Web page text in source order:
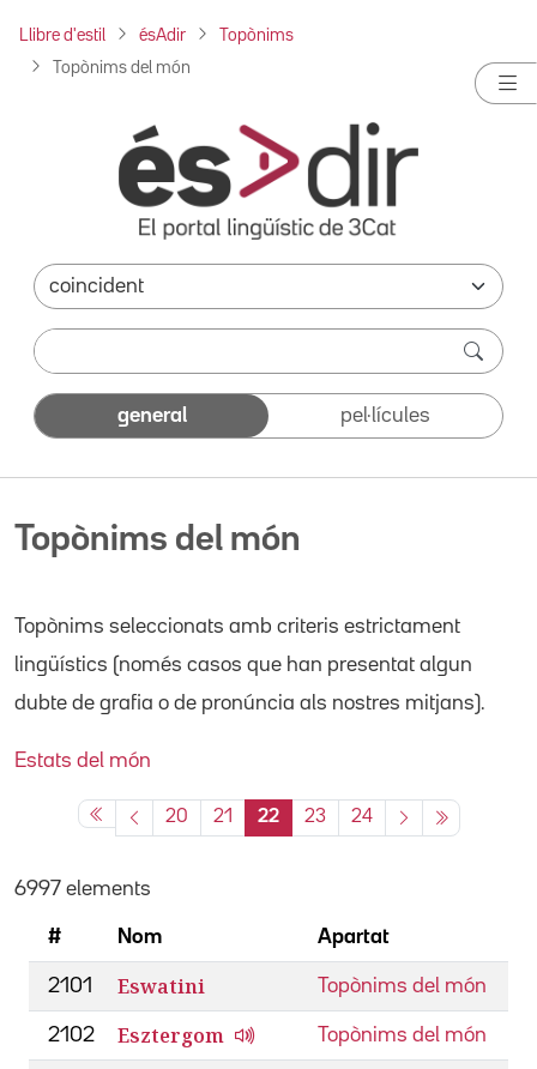
Llibre d'estil ésAdir Topònims
Topònims del món
general pel·lícules
Topònims del món
Topònims seleccionats amb criteris estrictament
lingüístics (només casos que han presentat algun
dubte de grafia o de pronúncia als nostres mitjans).
Estats del món
20 21 22 23 24
6997 elements
# Nom Apartat
2101 Eswatini Topònims del món
2102 Esztergom Topònims del món